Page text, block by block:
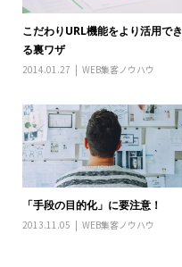
こだわりURL機能をより活用でき
る裏ワザ
2014.01.27 WEB集客ノウハウ
「手段の目的化」に要注意！
2013.11.05 WEB集客ノウハウ